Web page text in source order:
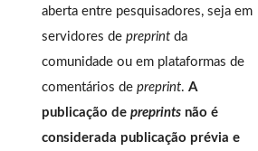
aberta entre pesquisadores, seja em
servidores de preprint da
comunidade ou em plataformas de
comentários de preprint. A
publicação de preprints não é
considerada publicação prévia e